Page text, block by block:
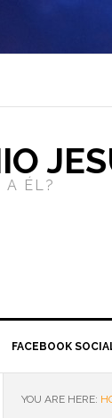
A ÉL?
FACEBOOK
YOU ARE HERE: